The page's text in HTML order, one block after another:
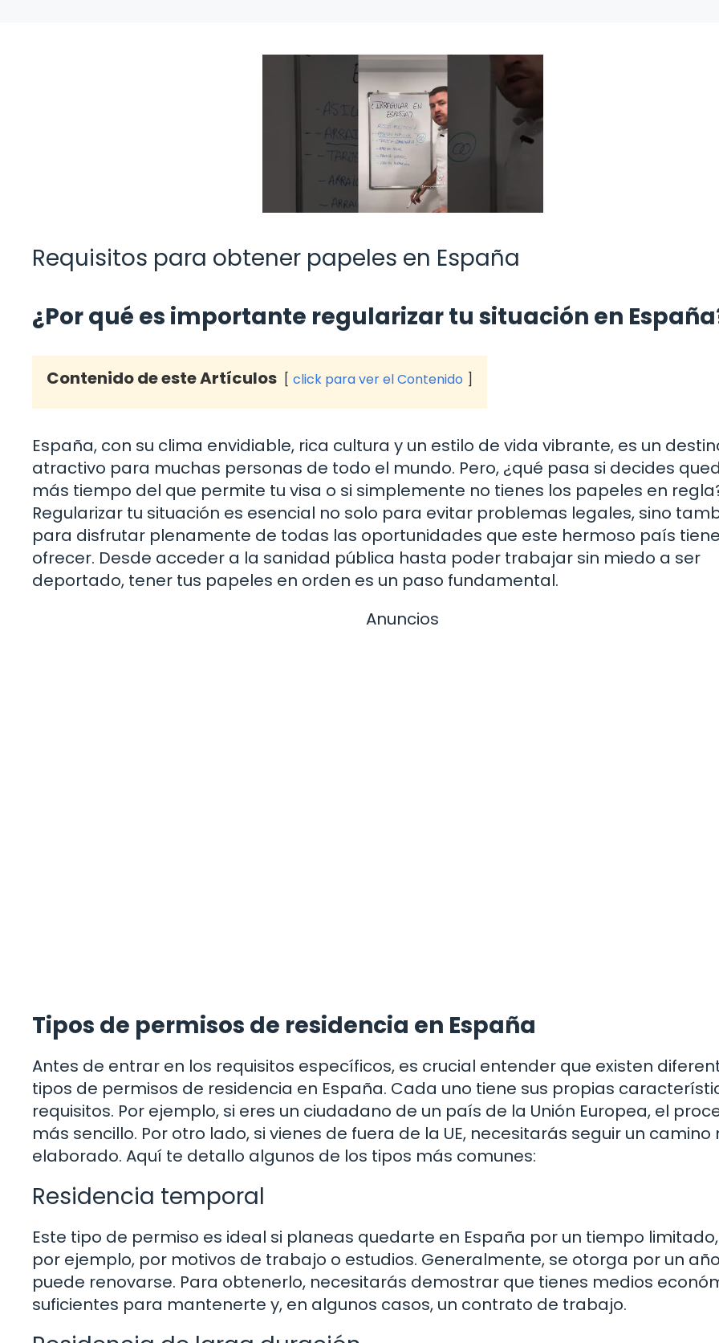
Requisitos para obtener papeles en España
¿Por qué es importante regularizar tu situación en
Contenido de este Artículos click para ver el Contenido
España, con su clima envidiable, rica cultura y un estilo de vida vibrante, es un
atractivo para muchas personas de todo el mundo. Pero, ¿qué pasa si decides
más tiempo del que permite tu visa o si simplemente no tienes los papeles en
Regularizar tu situación es esencial no solo para evitar problemas legales, sino
para disfrutar plenamente de todas las oportunidades que este hermoso país
ofrecer. Desde acceder a la sanidad pública hasta poder trabajar sin miedo a ser
deportado, tener tus papeles en orden es un paso fundamental.
Anuncios
Tipos de permisos de residencia en España
Antes de entrar en los requisitos específicos, es crucial entender que existen
tipos de permisos de residencia en España. Cada uno tiene sus propias
requisitos. Por ejemplo, si eres un ciudadano de un país de la Unión Europea, el
más sencillo. Por otro lado, si vienes de fuera de la UE, necesitarás seguir un camino
elaborado. Aquí te detallo algunos de los tipos más comunes:
Residencia temporal
Este tipo de permiso es ideal si planeas quedarte en España por un tiempo
por ejemplo, por motivos de trabajo o estudios. Generalmente, se otorga por un
puede renovarse. Para obtenerlo, necesitarás demostrar que tienes medios
suficientes para mantenerte y, en algunos casos, un contrato de trabajo.